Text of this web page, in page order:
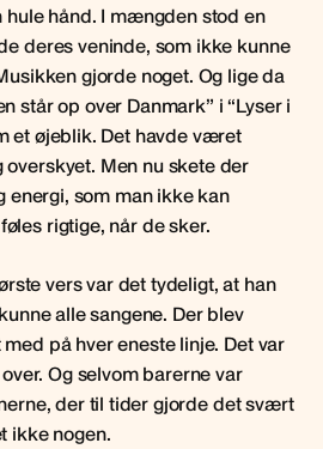
hule hånd. I mængden stod en
deres veninde, som ikke kunne
gjorde noget. Og lige da
står op over Danmark” i “Lyser i
et øjeblik. Det havde været
Men nu skete der
energi, som man ikke kan
rigtige, når de sker.
vers var det tydeligt, at han
alle sangene. Der blev
på hver eneste linje. Det var
Og selvom barerne var
der til tider gjorde det svært
ikke nogen.